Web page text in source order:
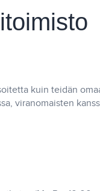
kuin teidän
viranomaisten